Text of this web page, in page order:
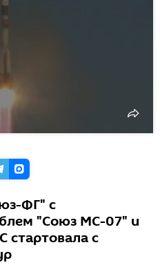
ФГ" с
"Союз МС-07" и
с